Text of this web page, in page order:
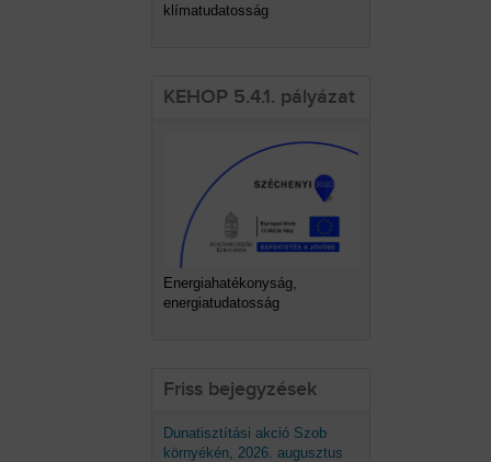
klímatudatosság
KEHOP 5.4.1. pályázat
Energiahatékonyság,
energiatudatosság
Friss bejegyzések
Dunatisztítási akció Szob
környékén, 2026. augusztus